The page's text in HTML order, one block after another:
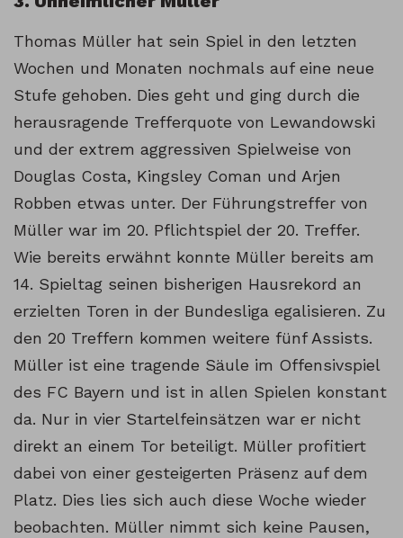
Thomas Müller hat sein Spiel in den letzten
Wochen und Monaten nochmals auf eine neue
Stufe gehoben. Dies geht und ging durch die
herausragende Trefferquote von Lewandowski
und der extrem aggressiven Spielweise von
Douglas Costa, Kingsley Coman und Arjen
Robben etwas unter. Der Führungstreffer von
Müller war im 20. Pflichtspiel der 20. Treffer.
Wie bereits erwähnt konnte Müller bereits am
14. Spieltag seinen bisherigen Hausrekord an
erzielten Toren in der Bundesliga egalisieren. Zu
den 20 Treffern kommen weitere fünf Assists.
Müller ist eine tragende Säule im Offensivspiel
des FC Bayern und ist in allen Spielen konstant
da. Nur in vier Startelfeinsätzen war er nicht
direkt an einem Tor beteiligt. Müller profitiert
dabei von einer gesteigerten Präsenz auf dem
Platz. Dies lies sich auch diese Woche wieder
beobachten. Müller nimmt sich keine Pausen,